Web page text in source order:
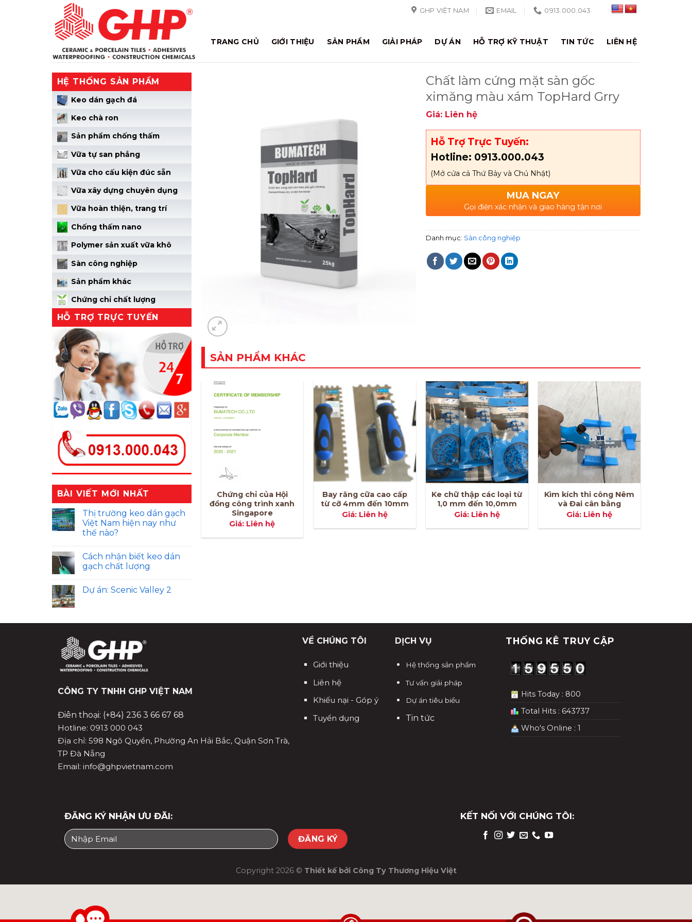
GHP VIỆT NAM EMAIL 0913.000.043
TRANG CHỦ GIỚI THIỆU SẢN PHẨM GIẢI PHÁP DỰ ÁN HỖ TRỢ KỸ THUẬT TIN TỨC LIÊN HỆ
HỆ THỐNG SẢN PHẨM
Keo dán gạch đá
Keo chà ron
Sản phẩm chống thấm
Vữa tự san phẳng
Vữa cho cấu kiện đúc sẵn
Vữa xây dựng chuyên dụng
Vữa hoàn thiện, trang trí
Chống thấm nano
Polymer sản xuất vữa khô
Sàn công nghiệp
Sản phẩm khác
Chứng chỉ chất lượng
HỖ TRỢ TRỰC TUYẾN
BÀI VIẾT MỚI NHẤT
Thị trường keo dán gạch
Việt Nam hiện nay như
thế nào?
Cách nhận biết keo dán
gạch chất lượng
Dự án: Scenic Valley 2
Chất làm cứng mặt sàn gốc
ximăng màu xám TopHard Grry
Giá: Liên hệ
Hỗ Trợ Trực Tuyến:
Hotline: 0913.000.043
(Mở cửa cả Thứ Bảy và Chủ Nhật)
MUA NGAY
Gọi điện xác nhận và giao hàng tận nơi
Danh mục: Sàn công nghiệp
SẢN PHẨM KHÁC
Chứng chỉ của Hội
đồng công trình xanh
Việt Nam
Giá: Liên hệ
Chứng chỉ của Hội
đồng công trình xanh
Singapore
Giá: Liên hệ
Bay răng cữa cao cấp
từ cỡ 4mm đến 10mm
Giá: Liên hệ
Ke chữ thập các loại từ
1,0 mm đến 10,0mm
Giá: Liên hệ
Kìm kích thi công Nêm
và Đai cân bằng
Giá: Liên hệ
CÔNG TY TNHH GHP VIỆT NAM
Điên thoại: (+84) 236 3 66 67 68
Hotline: 0913 000 043
Địa chỉ: 598 Ngô Quyền, Phường An Hải Bắc, Quận Sơn Trà,
TP Đà Nẵng
Email: info@ghpvietnam.com
VỀ CHÚNG TÔI
Giới thiệu
Liên hệ
Khiếu nại - Góp ý
Tuyển dụng
DỊCH VỤ
Hệ thống sản phẩm
Tư vấn giải pháp
Dự án tiêu biểu
Tin tức
THỐNG KÊ TRUY CẬP
Hits Today : 800
Total Hits : 643737
Who's Online : 1
ĐĂNG KÝ NHẬN ƯU ĐÃI: KẾT NỐI VỚI CHÚNG TÔI:
Copyright 2026 © Thiết kế bởi Công Ty Thương Hiệu Việt